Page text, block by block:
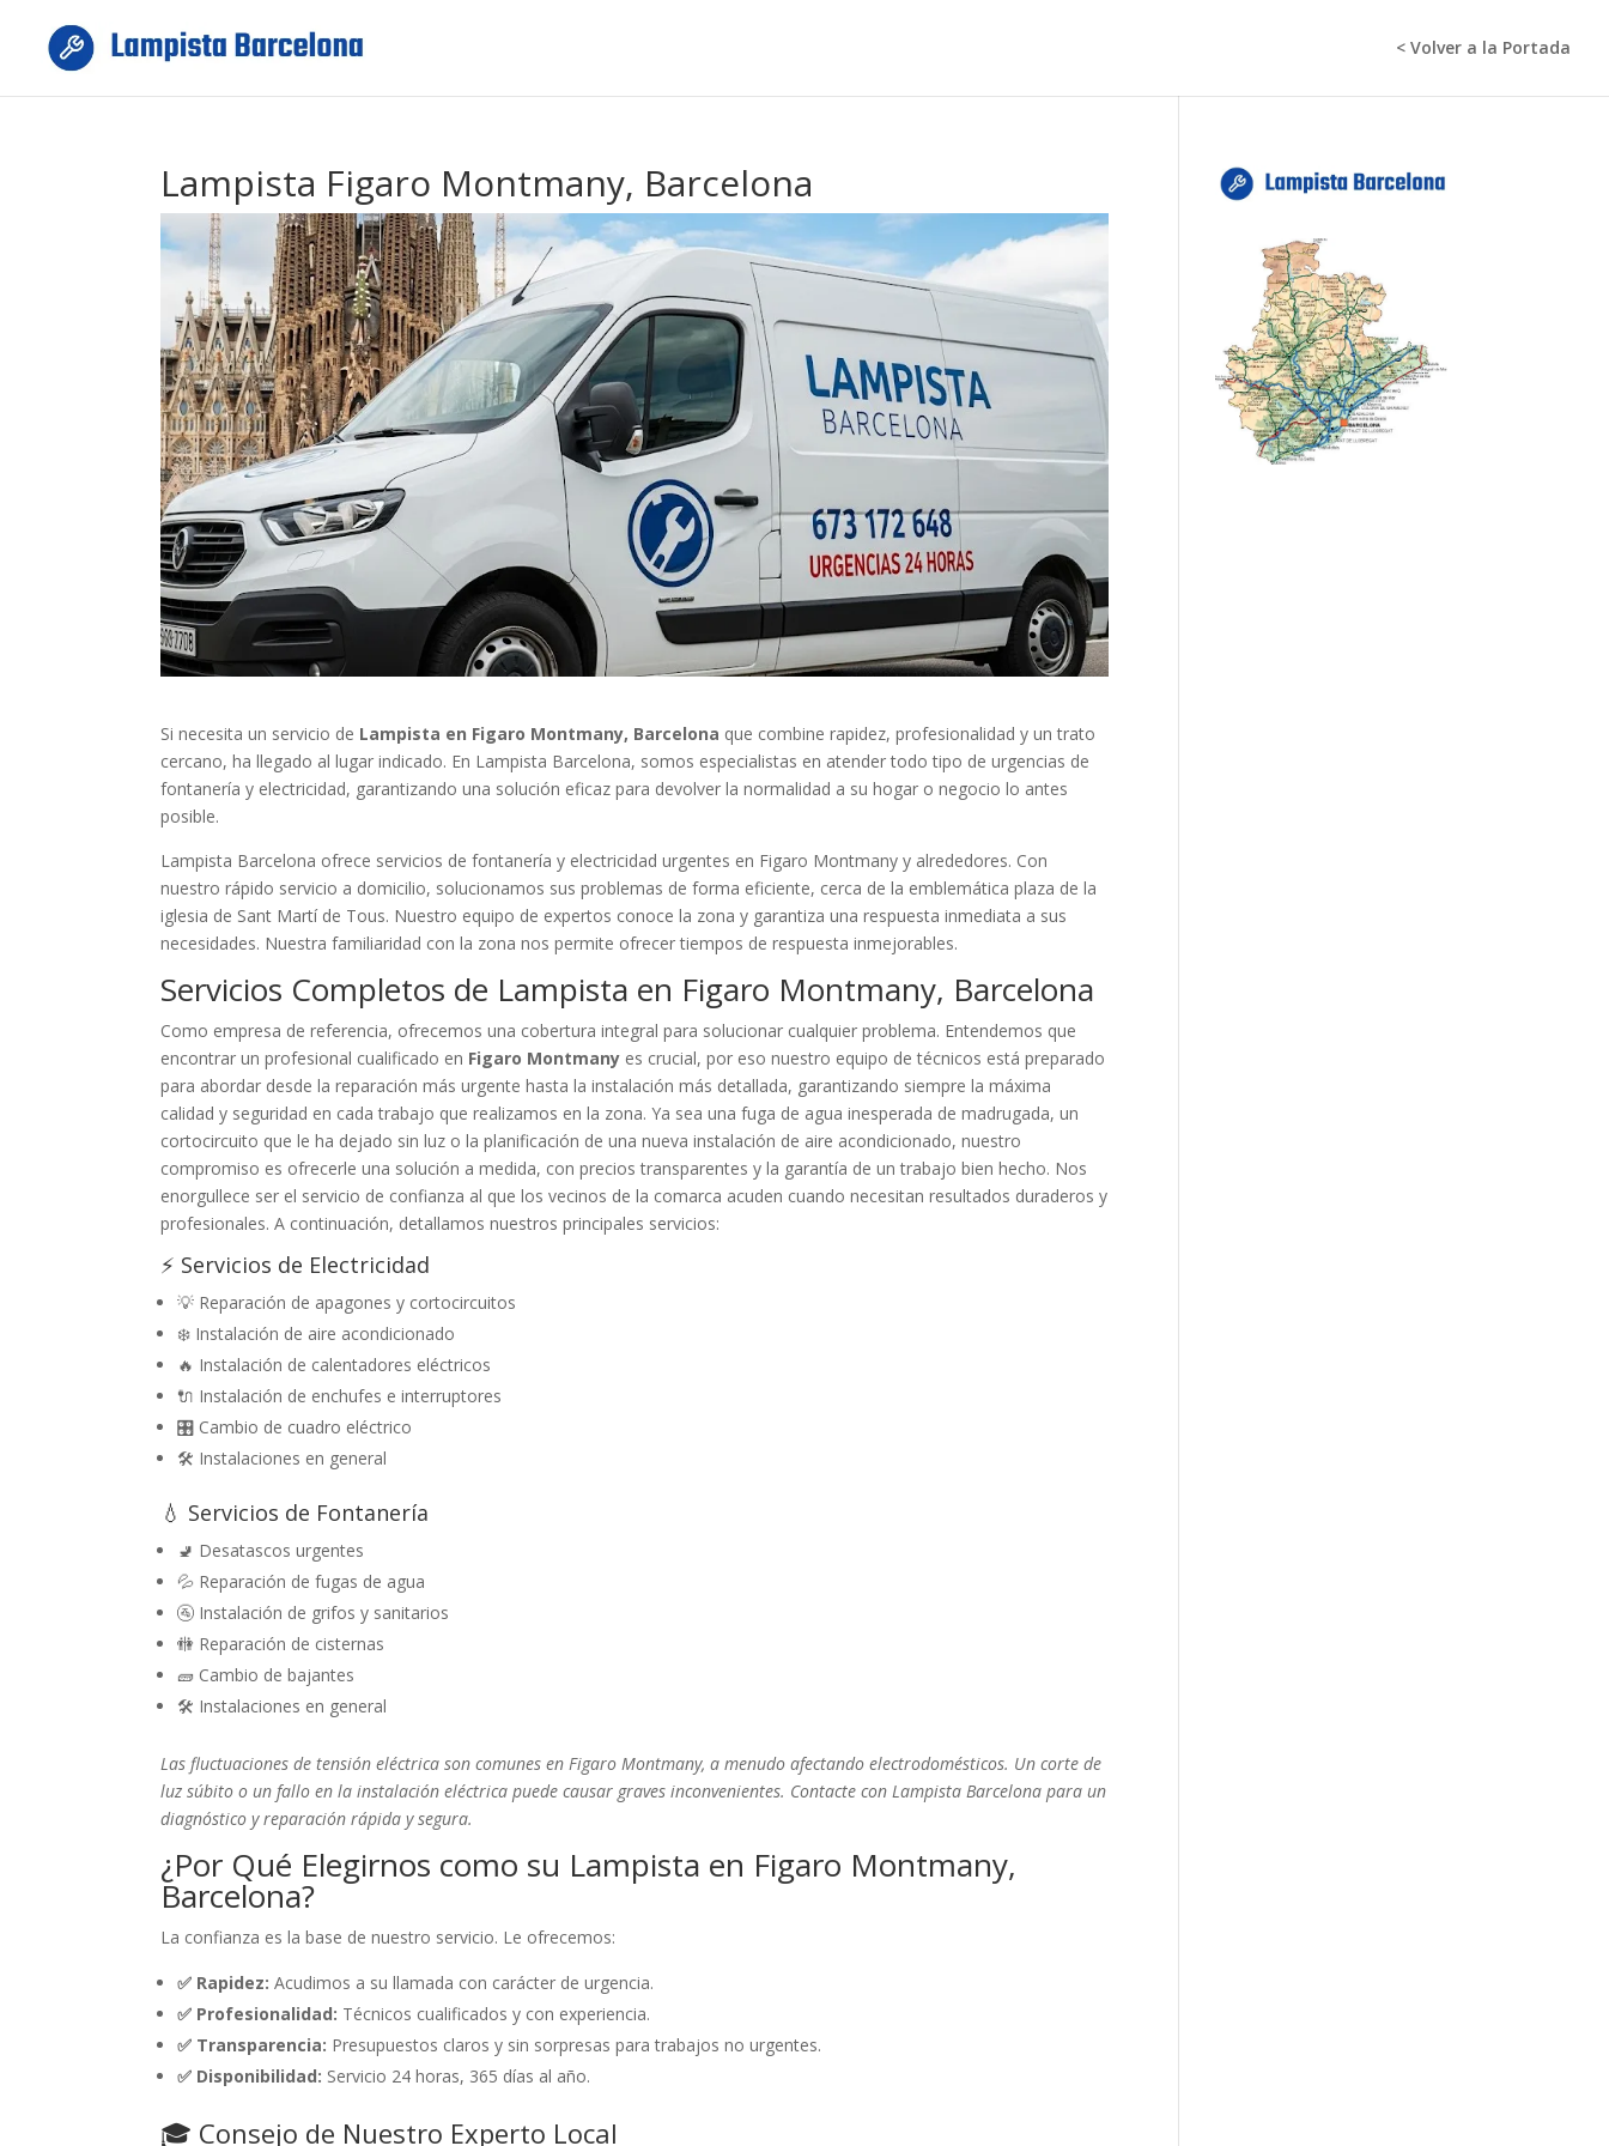
< Volver a la Portada
Lampista Figaro Montmany, Barcelona
Si necesita un servicio de Lampista en Figaro Montmany, Barcelona que combine rapidez, profesionalidad y un trato
cercano, ha llegado al lugar indicado. En Lampista Barcelona, somos especialistas en atender todo tipo de urgencias de
fontanería y electricidad, garantizando una solución eficaz para devolver la normalidad a su hogar o negocio lo antes
posible.
Lampista Barcelona ofrece servicios de fontanería y electricidad urgentes en Figaro Montmany y alrededores. Con
nuestro rápido servicio a domicilio, solucionamos sus problemas de forma eficiente, cerca de la emblemática plaza de la
iglesia de Sant Martí de Tous. Nuestro equipo de expertos conoce la zona y garantiza una respuesta inmediata a sus
necesidades. Nuestra familiaridad con la zona nos permite ofrecer tiempos de respuesta inmejorables.
Servicios Completos de Lampista en Figaro Montmany, Barcelona
Como empresa de referencia, ofrecemos una cobertura integral para solucionar cualquier problema. Entendemos que
encontrar un profesional cualificado en Figaro Montmany es crucial, por eso nuestro equipo de técnicos está preparado
para abordar desde la reparación más urgente hasta la instalación más detallada, garantizando siempre la máxima
calidad y seguridad en cada trabajo que realizamos en la zona. Ya sea una fuga de agua inesperada de madrugada, un
cortocircuito que le ha dejado sin luz o la planificación de una nueva instalación de aire acondicionado, nuestro
compromiso es ofrecerle una solución a medida, con precios transparentes y la garantía de un trabajo bien hecho. Nos
enorgullece ser el servicio de confianza al que los vecinos de la comarca acuden cuando necesitan resultados duraderos y
profesionales. A continuación, detallamos nuestros principales servicios:
⚡ Servicios de Electricidad
💡 Reparación de apagones y cortocircuitos
❄️ Instalación de aire acondicionado
🔥 Instalación de calentadores eléctricos
🔌 Instalación de enchufes e interruptores
🎛️ Cambio de cuadro eléctrico
🛠️ Instalaciones en general
💧 Servicios de Fontanería
🚽 Desatascos urgentes
💦 Reparación de fugas de agua
🚰 Instalación de grifos y sanitarios
🚻 Reparación de cisternas
🧱 Cambio de bajantes
🛠️ Instalaciones en general
Las fluctuaciones de tensión eléctrica son comunes en Figaro Montmany, a menudo afectando electrodomésticos. Un corte de
luz súbito o un fallo en la instalación eléctrica puede causar graves inconvenientes. Contacte con Lampista Barcelona para un
diagnóstico y reparación rápida y segura.
¿Por Qué Elegirnos como su Lampista en Figaro Montmany,
Barcelona?
La confianza es la base de nuestro servicio. Le ofrecemos:
✅ Rapidez: Acudimos a su llamada con carácter de urgencia.
✅ Profesionalidad: Técnicos cualificados y con experiencia.
✅ Transparencia: Presupuestos claros y sin sorpresas para trabajos no urgentes.
✅ Disponibilidad: Servicio 24 horas, 365 días al año.
🎓 Consejo de Nuestro Experto Local